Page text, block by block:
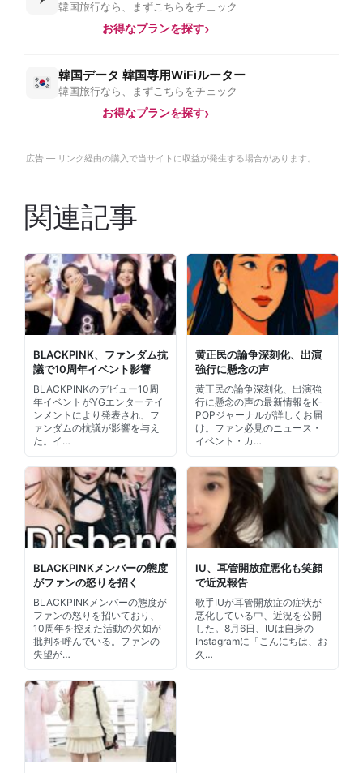
韓国旅行なら、まずこちらをチェック
お得なプランを探す
韓国データ 韓国専用WiFiルーター
韓国旅行なら、まずこちらをチェック
お得なプランを探す
広告 — リンク経由の購入で当サイトに収益が発生する場合があります。
関連記事
BLACKPINK、ファンダム抗
議で10周年イベント影響
BLACKPINKのデビュー10周
年イベントがYGエンターテイ
ンメントにより発表され、フ
ァンダムの抗議が影響を与え
た。イ…
黄正民の論争深刻化、出演
強行に懸念の声
黄正民の論争深刻化、出演強
行に懸念の声の最新情報をK-
POPジャーナルが詳しくお届
け。ファン必見のニュース・
イベント・カ…
BLACKPINKメンバーの態度
がファンの怒りを招く
BLACKPINKメンバーの態度が
ファンの怒りを招いており、
10周年を控えた活動の欠如が
批判を呼んでいる。ファンの
失望が…
IU、耳管開放症悪化も笑顔
で近況報告
歌手IUが耳管開放症の症状が
悪化している中、近況を公開
した。8月6日、IUは自身の
Instagramに「こんにちは、お
久…